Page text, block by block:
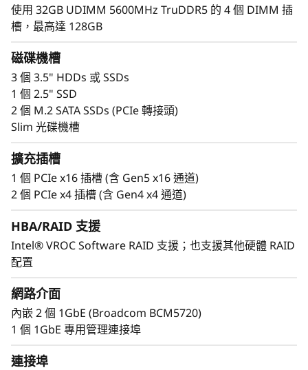
容易部署管理
器，Lenovo 能提供企業級的系統管理軟體。
XClarity 控制器提供快速部署和集中系統管理的功
能。可於分部辦公室部屬，並在總公司辦公室管
Think System ST50 V3 也與 ThinkSystem 整體產
品線一起擁有共通的選項，讓整個基礎架構更容易
管理。
使用 32GB UDIMM 5600MHz TruDDR5 的 4 個 DIMM 插
槽，最高達 128GB
磁碟機槽
3 個 3.5" HDDs 或 SSDs
1 個 2.5" SSD
2 個 M.2 SATA SSDs (PCIe 轉接頭)
Slim 光碟機槽
擴充插槽
1 個 PCIe x16 插槽 (含 Gen5 x16 通道)
2 個 PCIe x4 插槽 (含 Gen4 x4 通道)
HBA/RAID 支援
Intel® VROC Software RAID 支援；也支援其他硬體 RAID
配置
網路介面
內嵌 2 個 1GbE (Broadcom BCM5720)
1 個 1GbE 專用管理連接埠
連接埠